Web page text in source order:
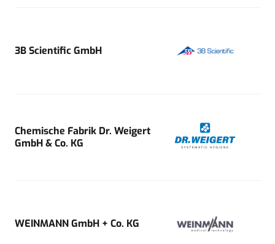
3B Scientific GmbH
Chemische Fabrik Dr. Weigert
GmbH & Co. KG
WEINMANN GmbH + Co. KG